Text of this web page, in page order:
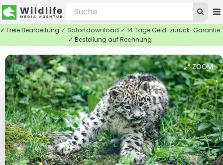
✓ Freie Bearbeitung ✓ Sofortdownload ✓ 14 Tage Geld-zurück-Garantie
✓ Bestellung auf Rechnung
ZOOM